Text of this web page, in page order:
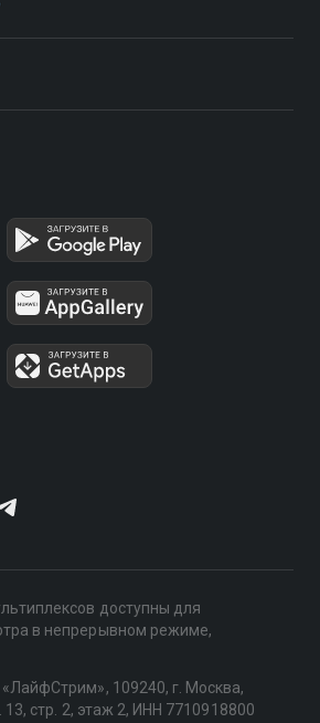
доступны для
в непрерывном режиме,
109240, г. Москва,
стр. 2, этаж 2, ИНН 7710918800